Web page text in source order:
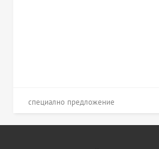
специално предложение